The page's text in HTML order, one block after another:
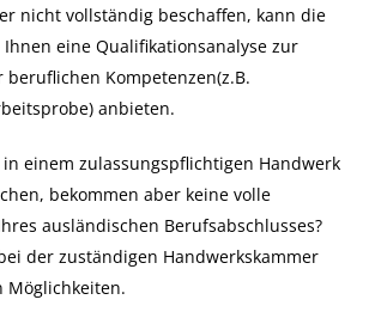
nicht vollständig beschaffen, kann die
eine Qualifikationsanalyse zur
beruflichen Kompetenzen(z.B.
anbieten.
einem zulassungspflichtigen Handwerk
bekommen aber keine volle
ausländischen Berufsabschlusses?
der zuständigen Handwerkskammer
Möglichkeiten.